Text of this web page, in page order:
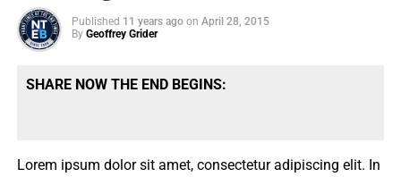
Published 11 years ago on April 28, 2015
By Geoffrey Grider
SHARE NOW THE END BEGINS:
Lorem ipsum dolor sit amet, consectetur adipiscing elit. In